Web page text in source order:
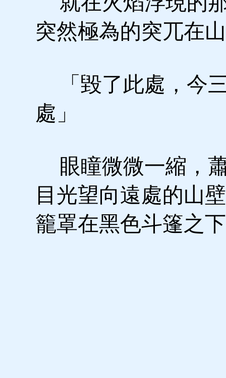
突然極為的突兀在
「毀了此處，今
處」
眼瞳微微一縮，
目光望向遠處的山
籠罩在黑色斗篷之